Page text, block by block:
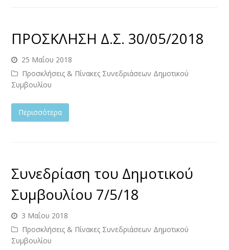
ΠΡΟΣΚΛΗΣΗ Δ.Σ. 30/05/2018
25 Μαΐου 2018
Προσκλήσεις & Πίνακες Συνεδριάσεων Δημοτικού
Συμβουλίου
Περισσότερα
Συνεδρίαση του Δημοτικού
Συμβουλίου 7/5/18
3 Μαΐου 2018
Προσκλήσεις & Πίνακες Συνεδριάσεων Δημοτικού
Συμβουλίου